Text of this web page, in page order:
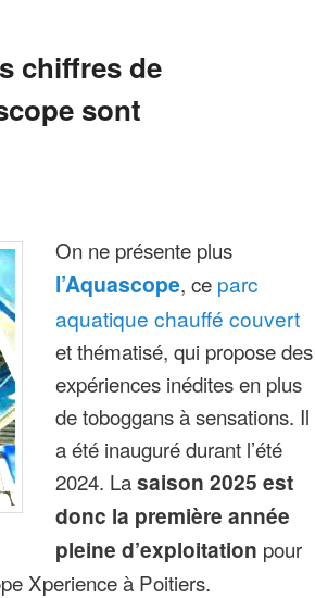
chiffres de
sont
On ne présente plus
l’Aquascope, ce parc
aquatique chauffé couvert
et thématisé, qui propose des
expériences inédites en plus
de toboggans à sensations. Il
a été inauguré durant l’été
2024. Lasaison 2025 est
donc la première année
pleine d’exploitation pour
Xperience à Poitiers.